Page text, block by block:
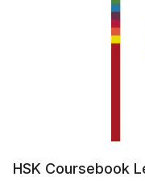
HSK Coursebook